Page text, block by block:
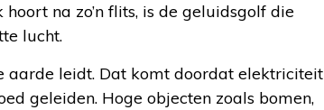
na zo’n flits, is de geluidsgolf die
lucht.
leidt. Dat komt doordat elektriciteit
geleiden. Hoge objecten zoals bomen,